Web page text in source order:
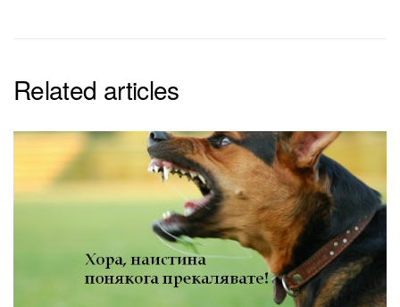
Related articles